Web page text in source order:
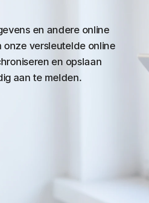
en andere online
versleutelde online
en opslaan
aan te melden.